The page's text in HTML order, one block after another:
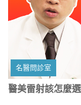
名醫問診室
醫美雷射該怎麼